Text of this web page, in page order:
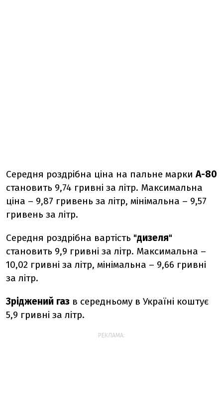
Середня роздрібна ціна на пальне маркиА-80
становить 9,74 гривні за літр. Максимальна
ціна – 9,87 гривень за літр, мінімальна – 9,57
гривень за літр.
Середня роздрібна вартість "дизеля"
становить 9,9 гривні за літр. Максимальна –
10,02 гривні за літр, мінімальна – 9,66 гривні
за літр.
Зріджений газ в середньому в Україні коштує
5,9 гривні за літр.
РЕКЛАМА: